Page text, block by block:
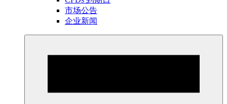
市场公告
企业新闻